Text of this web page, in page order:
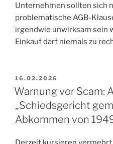
Unternehmen sollten sich
problematische AGB-
irgendwie unwirksam sein
Einkauf darf niemals zu
VERÖFFENTLICHT
AM
16.02.2026
Warnung vor Scam:
„Schiedsgericht
Abkommen von